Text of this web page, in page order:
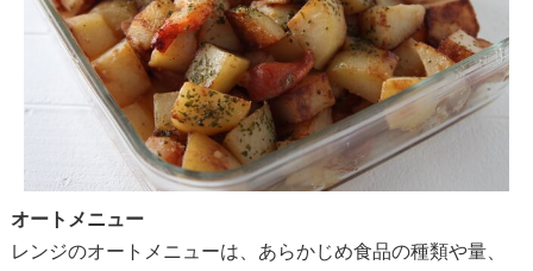
オートメニュー
レンジのオートメニューは、あらかじめ食品の種類や量、